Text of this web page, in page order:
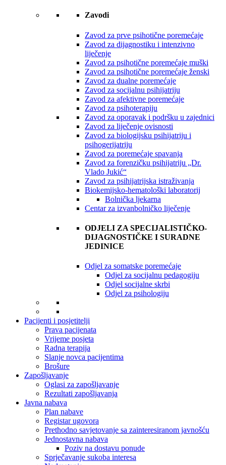
Zavodi
Zavod za prve psihotične poremećaje
Zavod za dijagnostiku i intenzivno
liječenje
Zavod za psihotične poremećaje muški
Zavod za psihotične poremećaje ženski
Zavod za dualne poremećaje
Zavod za socijalnu psihijatriju
Zavod za afektivne poremećaje
Zavod za psihoterapiju
Zavod za oporavak i podršku u zajednici
Zavod za liječenje ovisnosti
Zavod za biologijsku psihijatriju i
psihogerijatriju
Zavod za poremećaje spavanja
Zavod za forenzičku psihijatriju „Dr.
Vlado Jukić“
Zavod za psihijatrijska istraživanja
Biokemijsko-hematološki laboratorij
Bolnička ljekarna
Centar za izvanbolničko liječenje
ODJELI ZA SPECIJALISTIČKO-
DIJAGNOSTIČKE I SURADNE
JEDINICE
Odjel za somatske poremećaje
Odjel za socijalnu pedagogiju
Odjel socijalne skrbi
Odjel za psihologiju
Pacijenti i posjetitelji
Prava pacijenata
Vrijeme posjeta
Radna terapija
Slanje novca pacijentima
Brošure
Zapošljavanje
Oglasi za zapošljavanje
Rezultati zapošljavanja
Javna nabava
Plan nabave
Registar ugovora
Prethodno savjetovanje sa zainteresiranom javnošću
Jednostavna nabava
Poziv na dostavu ponude
Sprječavanje sukoba interesa